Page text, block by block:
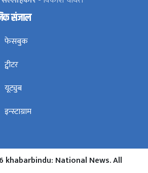
संजाल
फेसबुक
ट्वीटर
यूट्युब
इन्स्टाग्राम
khabarbindu: National News. All